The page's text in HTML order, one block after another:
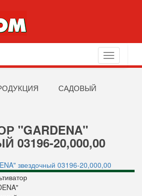
Toggle
navigation
САДОВЫЙ
"GARDENA"
03196-20,000,00